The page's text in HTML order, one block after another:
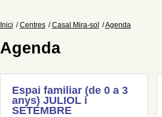
Inici Centres Casal Mira-sol Agenda
Agenda
Espai familiar (de 0 a 3
anys) JULIOL i
SETEMBRE